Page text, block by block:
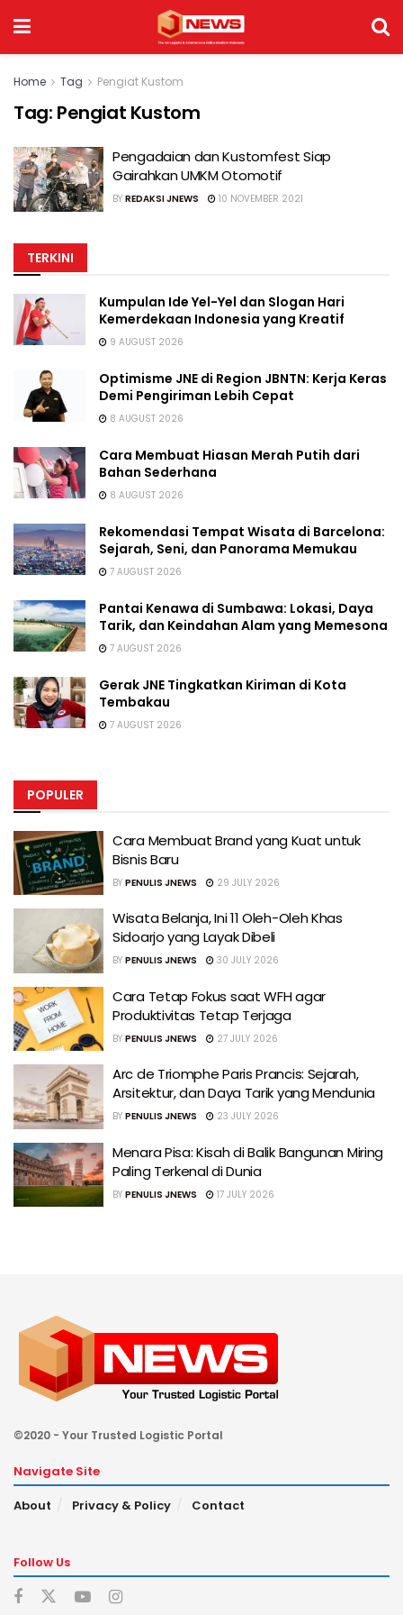
Home Tag Pengiat Kustom
Tag: Pengiat Kustom
Pengadaian dan Kustomfest Siap
Gairahkan UMKM Otomotif
BY REDAKSI JNEWS 10 NOVEMBER 2021
TERKINI
Kumpulan Ide Yel-Yel dan Slogan Hari
Kemerdekaan Indonesia yang Kreatif
9 AUGUST 2026
Optimisme JNE di Region JBNTN: Kerja Keras
Demi Pengiriman Lebih Cepat
8 AUGUST 2026
Cara Membuat Hiasan Merah Putih dari
Bahan Sederhana
8 AUGUST 2026
Rekomendasi Tempat Wisata di Barcelona:
Sejarah, Seni, dan Panorama Memukau
7 AUGUST 2026
Pantai Kenawa di Sumbawa: Lokasi, Daya
Tarik, dan Keindahan Alam yang Memesona
7 AUGUST 2026
Gerak JNE Tingkatkan Kiriman di Kota
Tembakau
7 AUGUST 2026
POPULER
Cara Membuat Brand yang Kuat untuk
Bisnis Baru
BY PENULIS JNEWS 29 JULY 2026
Wisata Belanja, Ini 11 Oleh-Oleh Khas
Sidoarjo yang Layak Dibeli
BY PENULIS JNEWS 30 JULY 2026
Cara Tetap Fokus saat WFH agar
Produktivitas Tetap Terjaga
BY PENULIS JNEWS 27 JULY 2026
Arc de Triomphe Paris Prancis: Sejarah,
Arsitektur, dan Daya Tarik yang Mendunia
BY PENULIS JNEWS 23 JULY 2026
Menara Pisa: Kisah di Balik Bangunan Miring
Paling Terkenal di Dunia
BY PENULIS JNEWS 17 JULY 2026
©2020 - Your Trusted Logistic Portal
Navigate Site
About
Privacy & Policy Contact
Follow Us